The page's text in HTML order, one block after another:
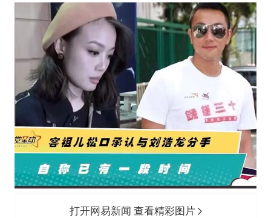
打开网易新闻 查看精彩图片